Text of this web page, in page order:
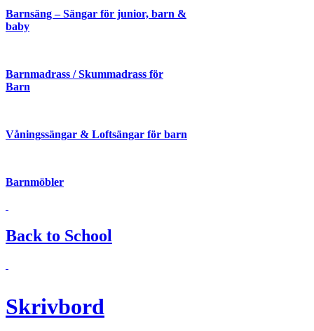
olika
produktsidan
Barnsäng – Sängar för junior, barn &
baby
Barnmadrass / Skummadrass för
Barn
Våningssängar & Loftsängar för barn
Barnmöbler
Back to School
Skrivbord